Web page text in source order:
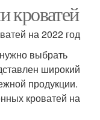
кроватей
на 2022 год
выбрать
широкий
продукции.
кроватей на